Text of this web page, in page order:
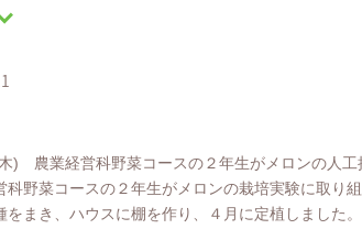
) 農業経営科野菜コースの２年生がメロンの人工
野菜コースの２年生がメロンの栽培実験に取り組
まき、ハウスに棚を作り、４月に定植しました